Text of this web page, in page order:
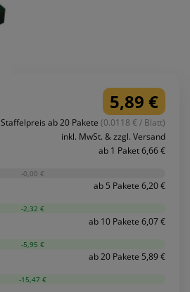
5,89 €
Staffelpreis ab 20 Pakete (0.0118 € / Blatt)
inkl. MwSt. & zzgl. Versand
ab 1 Paket 6,66 €
-0,00 €
ab 5 Pakete 6,20 €
-2,32 €
ab 10 Pakete 6,07 €
-5,95 €
ab 20 Pakete 5,89 €
-15,47 €